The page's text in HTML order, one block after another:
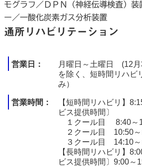
モグラフ／ＤＰＮ（神経伝導検査）装
ー／一酸化炭素ガス分析装置
通所リハビリテーション
営業日
月曜日～土曜日 (12
を除く、短時間リハビ
み）
営業時間
【短時間リハビリ】
ビス提供時間〕
１クール目 8:40～
２クール目 10:50～
３クール目 14:10～
【長時間リハビリ】
ビス提供時間〕9:00～